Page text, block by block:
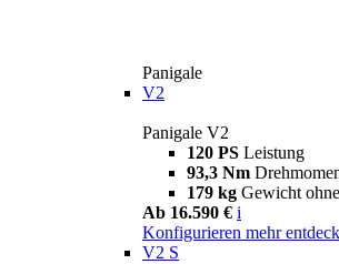
Panigale
V2
Panigale V2
120 PS Leistung
93,3 Nm
179 kg Gewicht
Ab 16.590 € i
Konfigurieren mehr
V2 S